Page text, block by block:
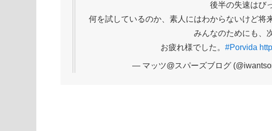
後半の失速はび
何を試しているのか、素人にはわからないけど将
みんなのためにも、
お疲れ様でした。 #Porvida
— マッツ@スパーズブログ